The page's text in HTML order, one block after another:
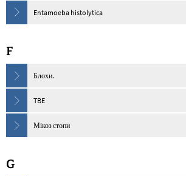
Entamoeba histolytica
F
Блохи.
TBE
Мікоз стопи
G